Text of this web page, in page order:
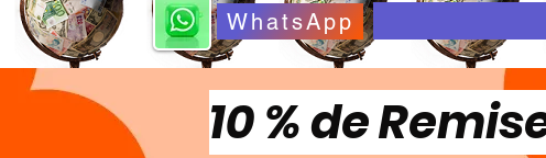
WhatsApp
10 % de